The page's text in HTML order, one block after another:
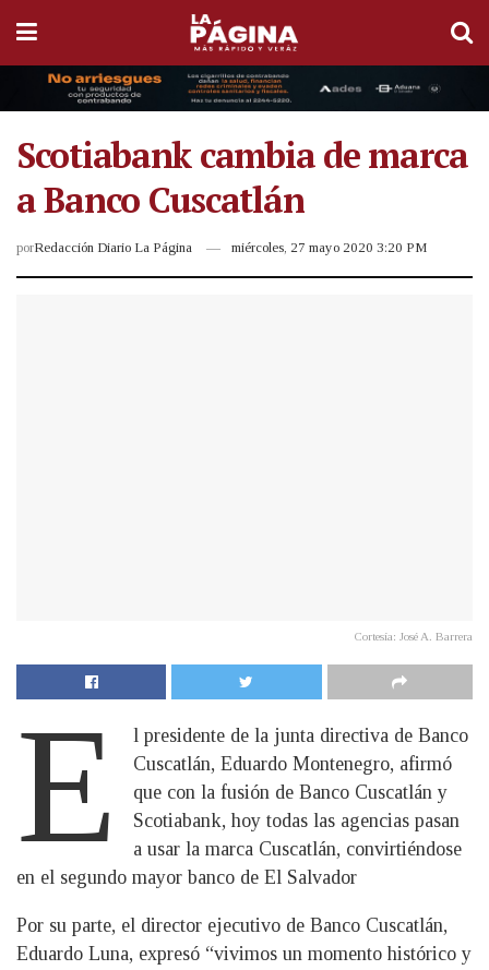
Scotiabank cambia de marca
a Banco Cuscatlán
porRedacción Diario La Página miércoles, 27 mayo 2020 3:20 PM
Cortesía: José A. Barrera
E
l presidente de la junta directiva de Banco
Cuscatlán, Eduardo Montenegro, afirmó
que con la fusión de Banco Cuscatlán y
Scotiabank, hoy todas las agencias pasan
a usar la marca Cuscatlán, convirtiéndose
en el segundo mayor banco de El Salvador
Por su parte, el director ejecutivo de Banco Cuscatlán,
Eduardo Luna, expresó “vivimos un momento histórico y